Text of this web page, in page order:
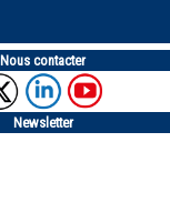
Nous contacter
Newsletter